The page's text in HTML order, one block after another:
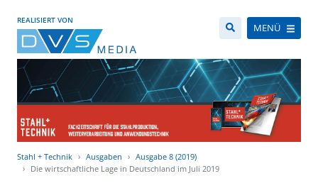
REALISIERT VON
MENÜ
Stahl + Technik Ausgaben
Ausgabe 8 (2019)
Die wirtschaftliche Lage in Deutschland im Juli 2019